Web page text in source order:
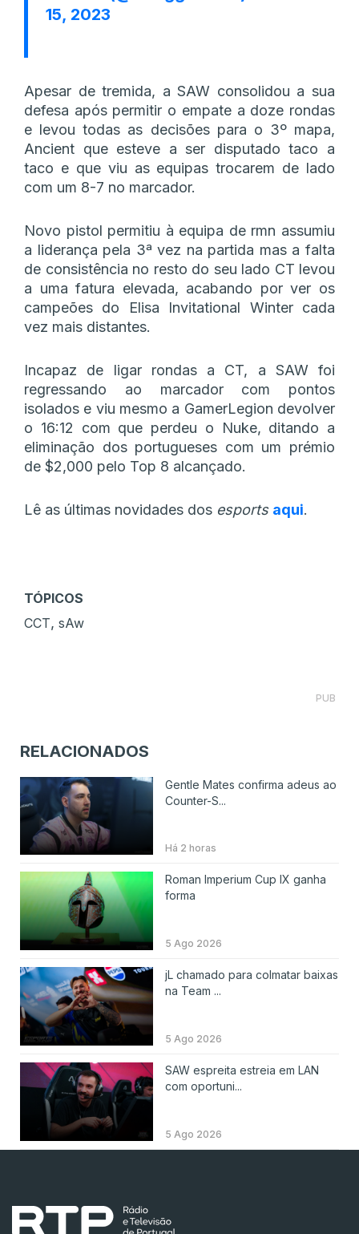
15, 2023
Apesar de tremida, a SAW consolidou a sua
defesa após permitir o empate a doze rondas
e levou todas as decisões para o 3º mapa,
Ancient que esteve a ser disputado taco a
taco e que viu as equipas trocarem de lado
com um 8-7 no marcador.
Novo pistol permitiu à equipa de rmn assumiu
a liderança pela 3ª vez na partida mas a falta
de consistência no resto do seu lado CT levou
a uma fatura elevada, acabando por ver os
campeões do Elisa Invitational Winter cada
vez mais distantes.
Incapaz de ligar rondas a CT, a SAW foi
regressando ao marcador com pontos
isolados e viu mesmo a GamerLegion devolver
o 16:12 com que perdeu o Nuke, ditando a
eliminação dos portugueses com um prémio
de $2,000 pelo Top 8 alcançado.
Lê as últimas novidades dos esports aqui.
TÓPICOS
CCT, sAw
PUB
RELACIONADOS
Gentle Mates confirma adeus ao
Counter-S...
Há 2 horas
Roman Imperium Cup IX ganha
forma
5 Ago 2026
jL chamado para colmatar baixas
na Team ...
5 Ago 2026
SAW espreita estreia em LAN
com oportuni...
5 Ago 2026